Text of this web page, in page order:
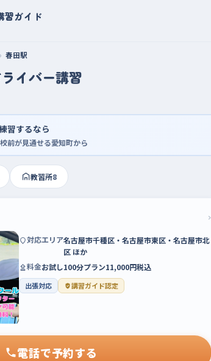
習ガイド
春田駅
イバー講習
習するなら
前が見通せる愛知町から
教習所8
›
対応エリア名古屋市千種区・名古屋市東区・名古屋市北
区 ほか
料金お試し100分プラン11,000円税込
出張対応 講習ガイド認定
電話で予約する